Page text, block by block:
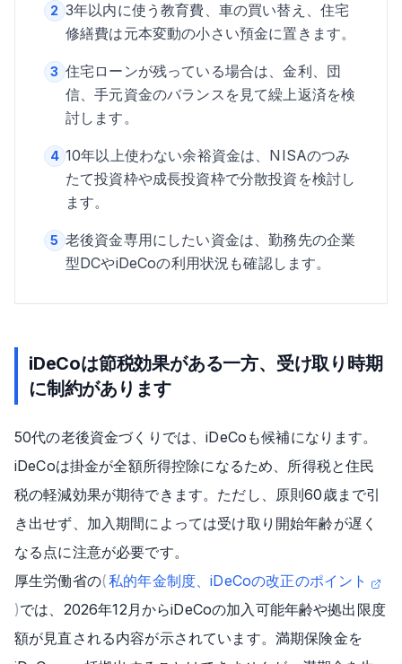
2 3年以内に使う教育費、車の買い替え、住宅
修繕費は元本変動の小さい預金に置きます。
3 住宅ローンが残っている場合は、金利、団
信、手元資金のバランスを見て繰上返済を検
討します。
4 10年以上使わない余裕資金は、NISAのつみ
たて投資枠や成長投資枠で分散投資を検討し
ます。
5 老後資金専用にしたい資金は、勤務先の企業
型DCやiDeCoの利用状況も確認します。
iDeCoは節税効果がある一方、受け取り時期
に制約があります
50代の老後資金づくりでは、iDeCoも候補になります。
iDeCoは掛金が全額所得控除になるため、所得税と住民
税の軽減効果が期待できます。ただし、原則60歳まで引
き出せず、加入期間によっては受け取り開始年齢が遅く
なる点に注意が必要です。
厚生労働省の(私的年金制度、iDeCoの改正のポイント
)では、2026年12月からiDeCoの加入可能年齢や拠出限度
額が見直される内容が示されています。満期保険金を